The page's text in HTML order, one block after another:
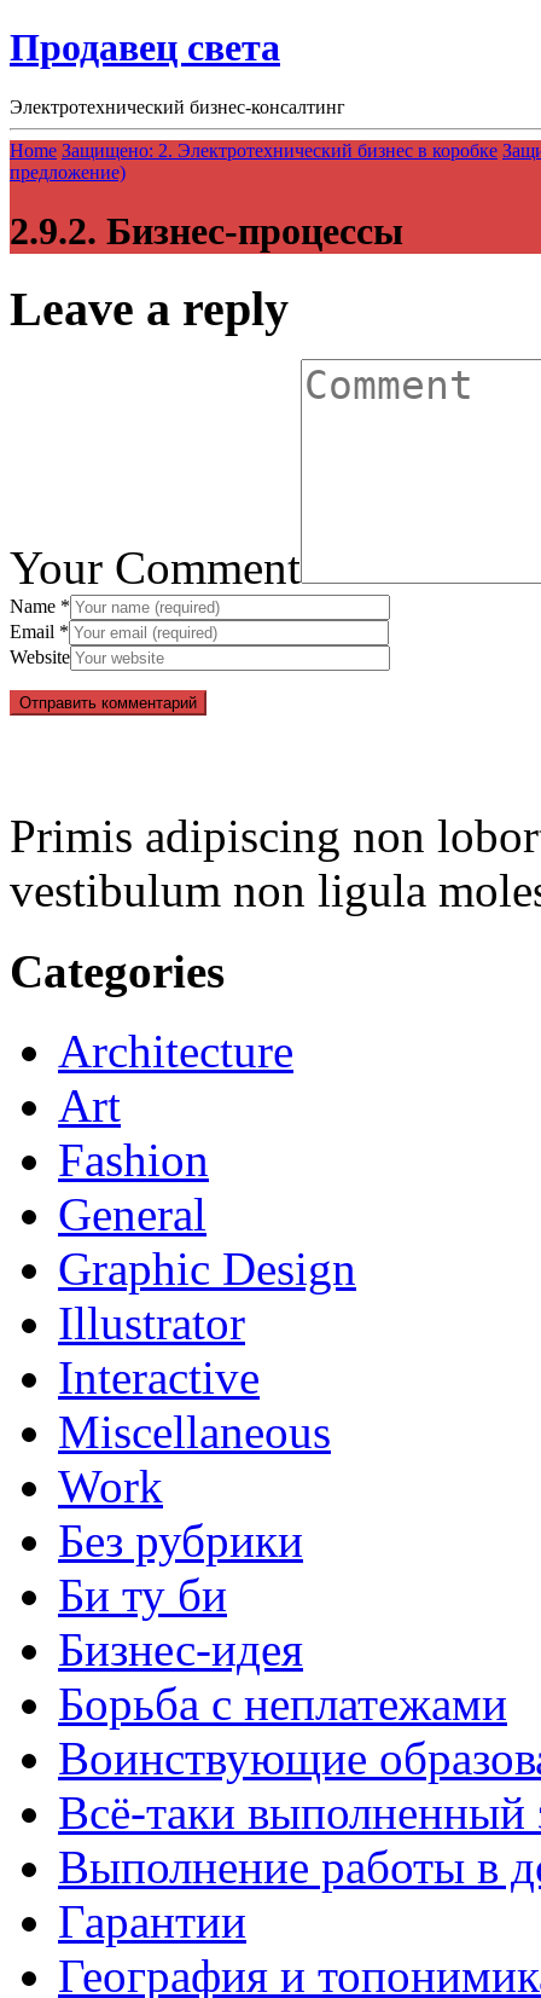
Продавец света
Электротехнический бизнес-консалтинг
Home Защищено: 2. Электротехнический бизнес в коробке
предложение)
2.9.2. Бизнес-процессы
Leave a reply
Your Comment
Name *
Email *
Website
Primis adipiscing non
vestibulum non ligula
Categories
Architecture
Art
Fashion
General
Graphic Design
Illustrator
Interactive
Miscellaneous
Work
Без рубрики
Би ту би
Бизнес-идея
Борьба с неплатежами
Воинствующие
Всё-таки выполненный
Выполнение работы в
Гарантии
География и